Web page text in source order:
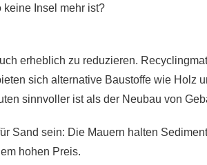
Insel mehr ist?
erheblich zu reduzieren.
sich alternative Baustoffe wie Holz
sinnvoller ist als der Neubau von
Sand sein: Die Mauern halten
hohen Preis.